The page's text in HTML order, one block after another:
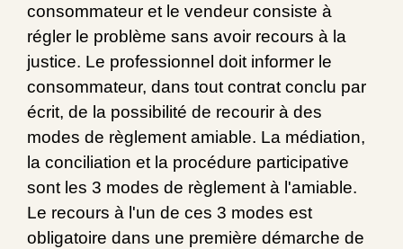
consommateur et le vendeur consiste à
régler le problème sans avoir recours à la
justice. Le professionnel doit informer le
consommateur, dans tout contrat conclu par
écrit, de la possibilité de recourir à des
modes de règlement amiable. La médiation,
la conciliation et la procédure participative
sont les 3 modes de règlement à l'amiable.
Le recours à l'un de ces 3 modes est
obligatoire dans une première démarche de